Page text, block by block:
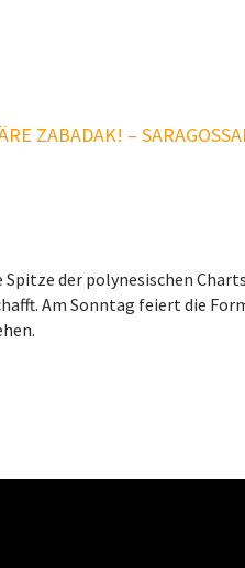
ZABADAK! –
der polynesischen
Am Sonntag feiert die